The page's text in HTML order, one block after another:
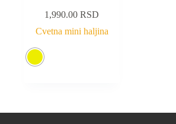
1,990.00RSD
Cvetna mini haljina